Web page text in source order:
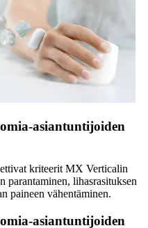
asiantuntijoiden
kriteerit MX Verticalin
parantaminen, lihasrasituksen
paineen vähentäminen.
asiantuntijoiden